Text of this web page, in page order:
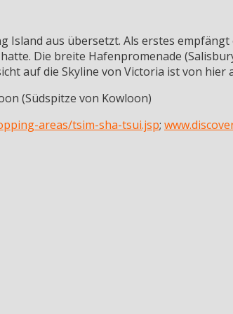
Island aus übersetzt. Als erstes
Die breite Hafenpromenade
auf die Skyline von Victoria ist von hier
(Südspitze von Kowloon)
areas/tsim-sha-tsui.jsp;